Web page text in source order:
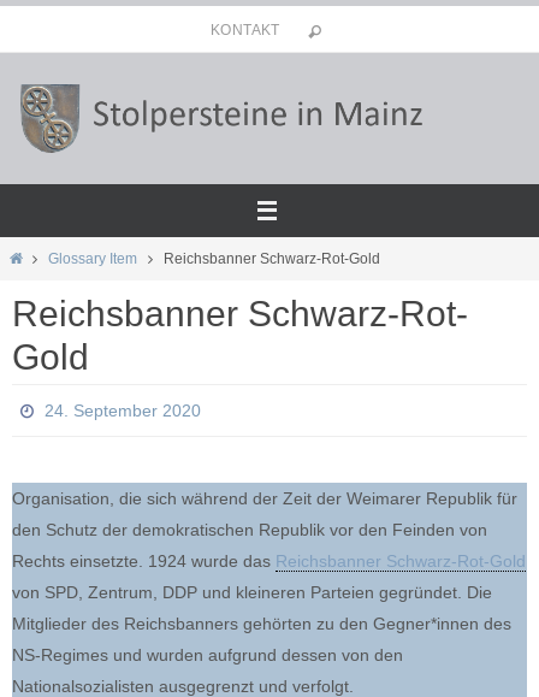
Inhalt
springen
KONTAKT
StartGlossary Item Reichsbanner Schwarz-Rot-Gold
Reichsbanner Schwarz-Rot-
Gold
24. September 2020
Organisation, die sich während der Zeit der Weimarer Republik für
den Schutz der demokratischen Republik vor den Feinden von
Rechts einsetzte. 1924 wurde das Reichsbanner Schwarz-Rot-Gold
von SPD, Zentrum, DDP und kleineren Parteien gegründet. Die
Mitglieder des Reichsbanners gehörten zu den Gegner*innen des
NS-Regimes und wurden aufgrund dessen von den
Nationalsozialisten ausgegrenzt und verfolgt.